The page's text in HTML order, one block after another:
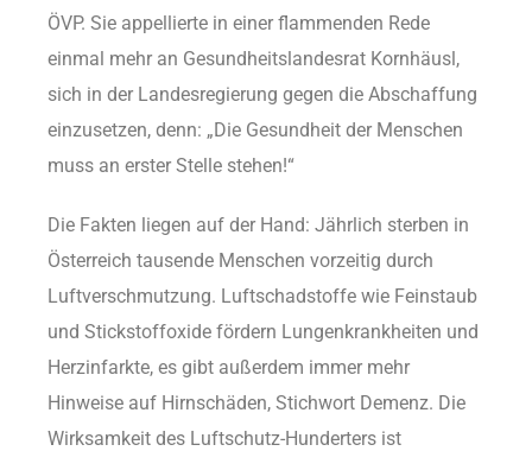
ÖVP. Sie appellierte in einer flammenden Rede
einmal mehr an Gesundheitslandesrat Kornhäusl,
sich in der Landesregierung gegen die Abschaffung
einzusetzen, denn: „Die Gesundheit der Menschen
muss an erster Stelle stehen!“
Die Fakten liegen auf der Hand: Jährlich sterben in
Österreich tausende Menschen vorzeitig durch
Luftverschmutzung. Luftschadstoffe wie Feinstaub
und Stickstoffoxide fördern Lungenkrankheiten und
Herzinfarkte, es gibt außerdem immer mehr
Hinweise auf Hirnschäden, Stichwort Demenz. Die
Wirksamkeit des Luftschutz-Hunderters ist